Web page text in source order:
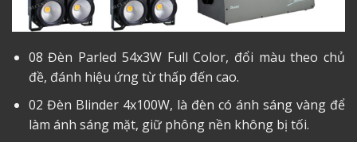
08 Đèn Parled 54x3W Full Color, đổi màu theo chủ
đề, đánh hiệu ứng từ thấp đến cao.
02 Đèn Blinder 4x100W, là đèn có ánh sáng vàng để
làm ánh sáng mặt, giữ phông nền không bị tối.